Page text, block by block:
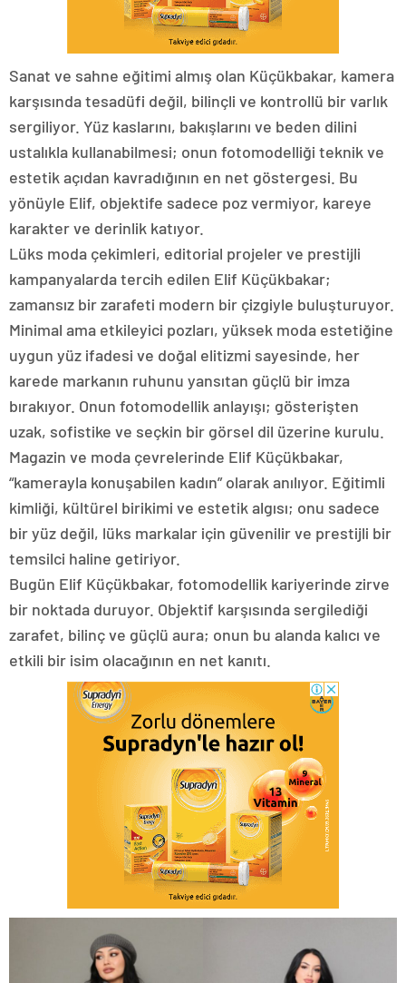
Sanat ve sahne eğitimi almış olan Küçükbakar, kamera
karşısında tesadüfi değil, bilinçli ve kontrollü bir varlık
sergiliyor. Yüz kaslarını, bakışlarını ve beden dilini
ustalıkla kullanabilmesi; onun fotomodelliği teknik ve
estetik açıdan kavradığının en net göstergesi. Bu
yönüyle Elif, objektife sadece poz vermiyor, kareye
karakter ve derinlik katıyor.
Lüks moda çekimleri, editorial projeler ve prestijli
kampanyalarda tercih edilen Elif Küçükbakar;
zamansız bir zarafeti modern bir çizgiyle buluşturuyor.
Minimal ama etkileyici pozları, yüksek moda estetiğine
uygun yüz ifadesi ve doğal elitizmi sayesinde, her
karede markanın ruhunu yansıtan güçlü bir imza
bırakıyor. Onun fotomodellik anlayışı; gösterişten
uzak, sofistike ve seçkin bir görsel dil üzerine kurulu.
Magazin ve moda çevrelerinde Elif Küçükbakar,
“kamerayla konuşabilen kadın” olarak anılıyor. Eğitimli
kimliği, kültürel birikimi ve estetik algısı; onu sadece
bir yüz değil, lüks markalar için güvenilir ve prestijli bir
temsilci haline getiriyor.
Bugün Elif Küçükbakar, fotomodellik kariyerinde zirve
bir noktada duruyor. Objektif karşısında sergilediği
zarafet, bilinç ve güçlü aura; onun bu alanda kalıcı ve
etkili bir isim olacağının en net kanıtı.